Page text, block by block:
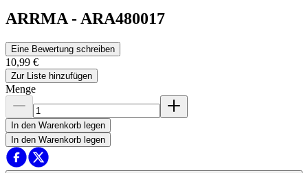
ARRMA - ARA480017
Eine Bewertung schreiben
10,99 €
Zur Liste hinzufügen
Menge
In den Warenkorb legen
In den Warenkorb legen